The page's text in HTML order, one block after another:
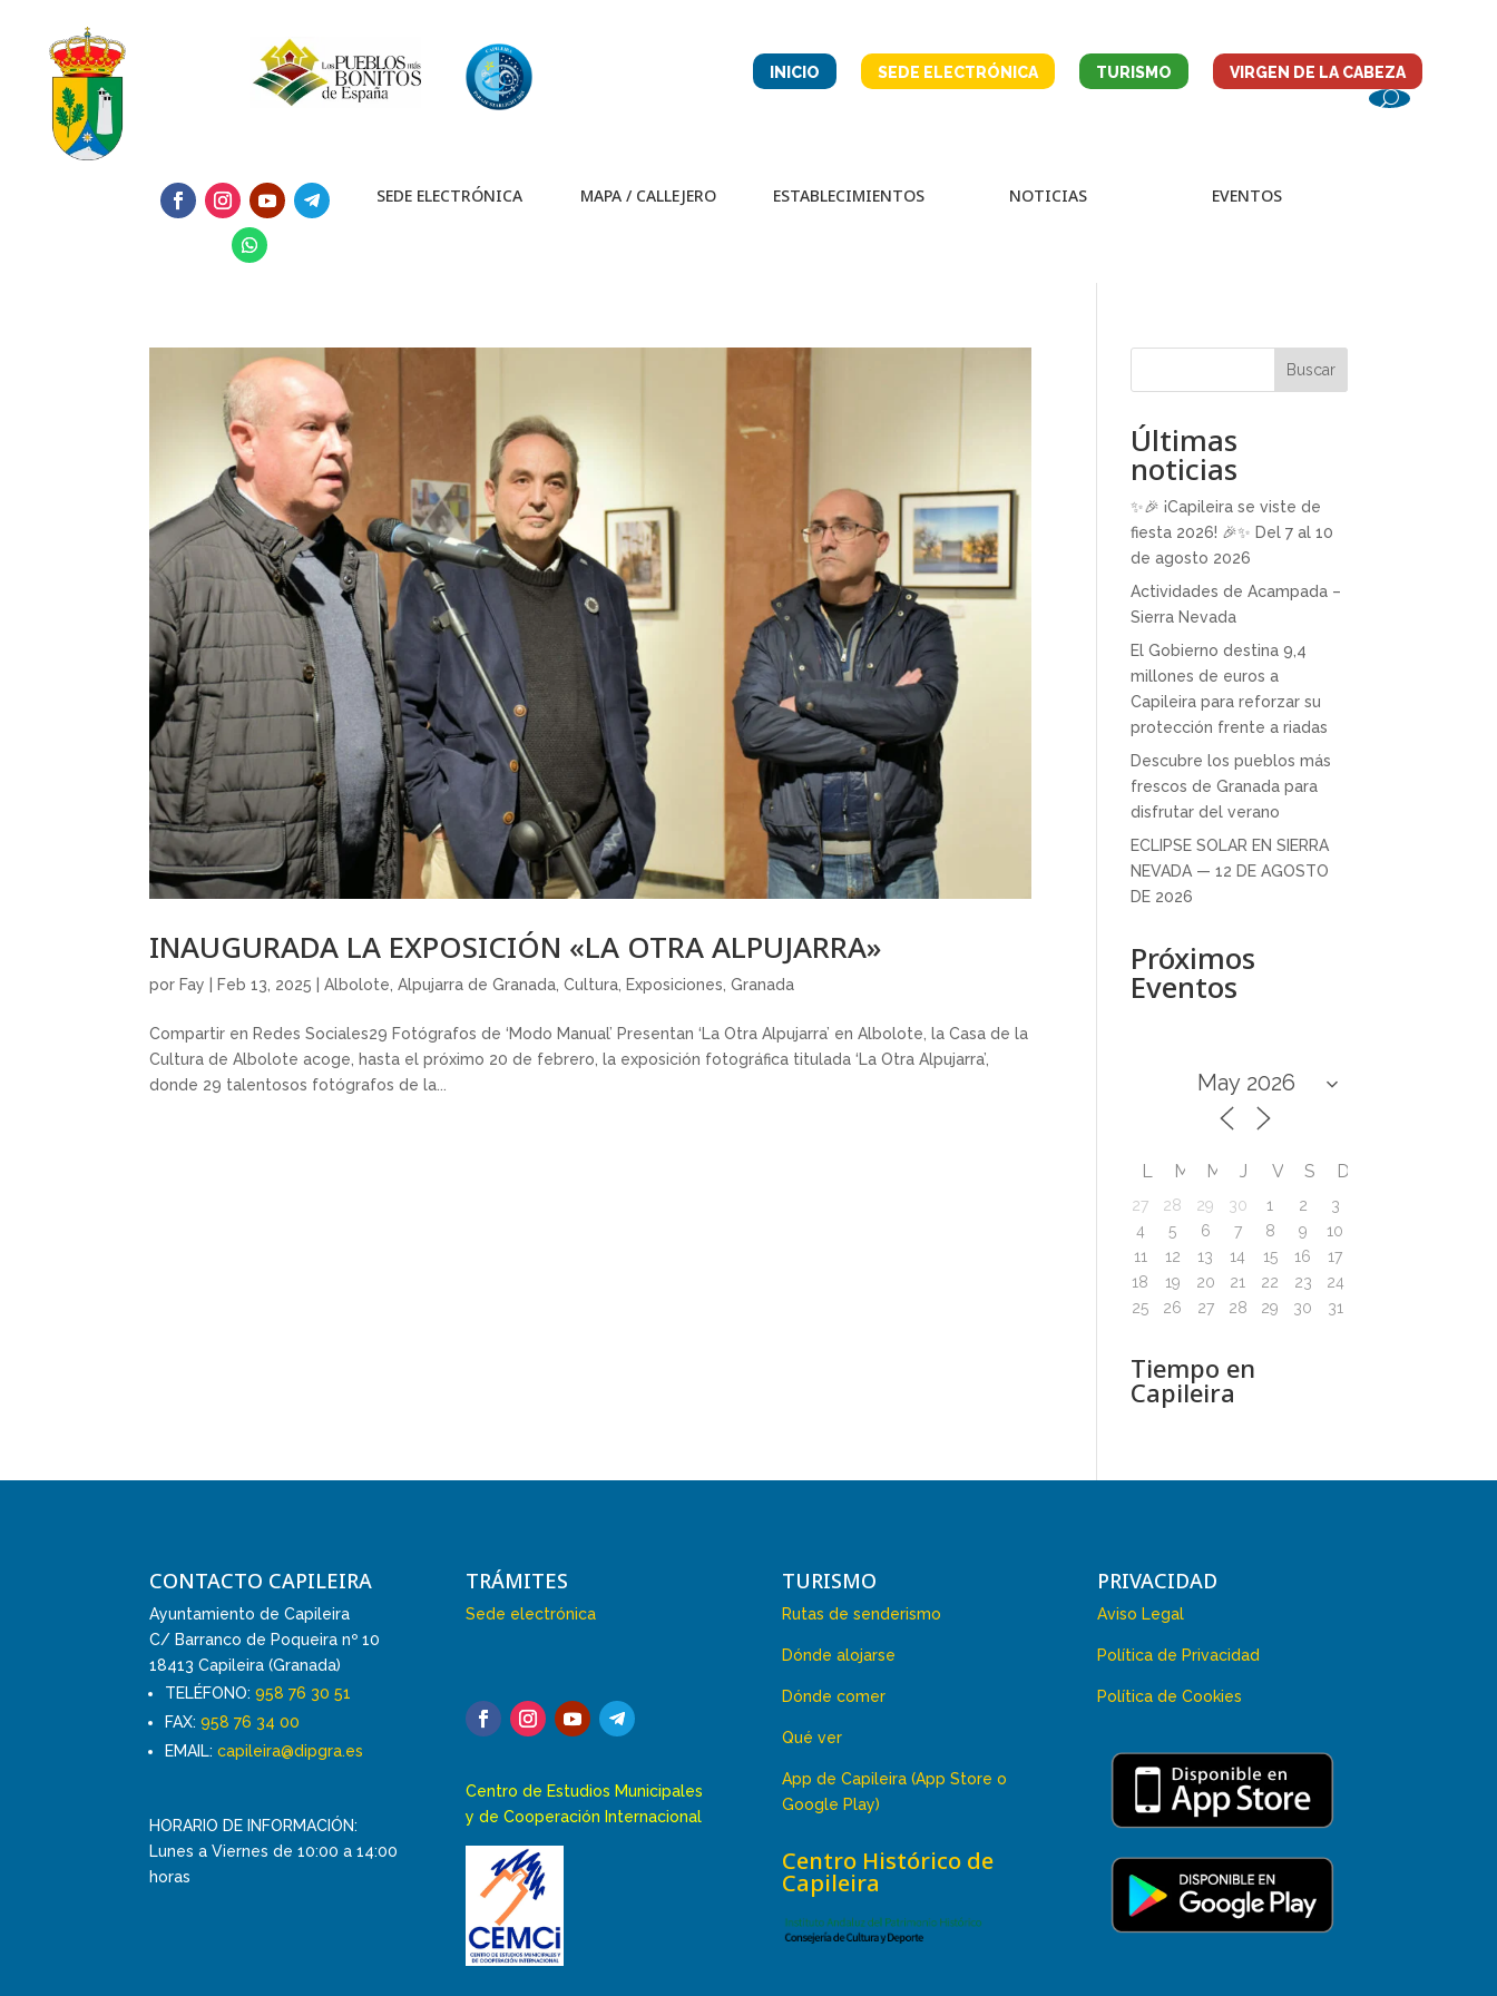
INICIO SEDE ELECTRÓNICA TURISMO VIRGEN DE LA CABEZA
SEDE ELECTRÓNICA MAPA / CALLEJERO ESTABLECIMIENTOS NOTICIAS EVENTOS
INAUGURADA LA EXPOSICIÓN «LA OTRA ALPUJARRA»
por Fay Feb 13, 2025 |Albolote ,Alpujarra de Granada ,Cultura Exposiciones ,Granada
Compartir en Redes Sociales29 Fotógrafos de ‘Modo Manual’ Presentan ‘La Otra Alpujarra’ en Albolote, la Casa de la
Cultura de Albolote acoge, hasta el próximo 20 de febrero, la exposición fotográfica titulada ‘La Otra Alpujarra’,
donde 29 talentosos fotógrafos de la...
Buscar
Últimas
noticias
✨🎉 ¡Capileira se viste de
fiesta 2026! 🎉✨ Del 7 al 10
de agosto 2026
Actividades de Acampada –
Sierra Nevada
El Gobierno destina 9,4
millones de euros a
Capileira para reforzar su
protección frente a riadas
Descubre los pueblos más
frescos de Granada para
disfrutar del verano
ECLIPSE SOLAR EN SIERRA
NEVADA — 12 DE AGOSTO
DE 2026
Próximos
Eventos
L M M J V S D
27 28 29 30 1 2
3
4
5 6 7 8 9
10
11
12 13 14 15 16
17
18
19 20 21 22 23
24
25
26 27 28 29 30 31
Tiempo en
Capileira
CONTACTO CAPILEIRA
Ayuntamiento de Capileira
C/ Barranco de Poqueira nº 10
18413 Capileira (Granada)
TELÉFONO:958 76 30 51
FAX:958 76 34 00
EMAIL:capileira@dipgra.es
HORARIO DE INFORMACIÓN:
Lunes a Viernes de 10:00 a 14:00
horas
TRÁMITES
Sede electrónica
Centro de Estudios Municipales
y de Cooperación Internacional
TURISMO
Rutas de senderismo
Dónde alojarse
Dónde comer
Qué ver
App de Capileira (App Store o
Google Play)
Centro Histórico de
Capileira
PRIVACIDAD
Aviso Legal
Política de Privacidad
Política de Cookies